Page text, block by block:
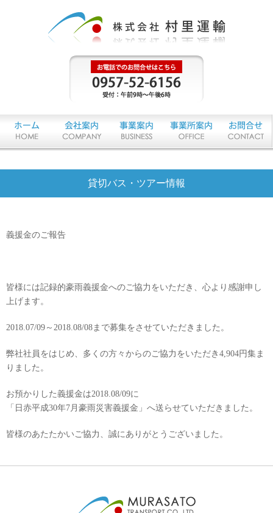
物流サービス
お客様のビジネスチャンスを広げる、梱包・配送・在庫管理・販売等、総合物
流サービス
廃棄食用油をバイオディーゼル燃料に精製し車両の燃料として再利用するプロ
少数のグループから団体様まで、社内旅行、研修旅行などもお問合せください
ハトのマークでおなじみ親切・丁寧・安心で奉仕する「ひっこし専門」大村・
諫早センター
トランクルーム
コーヒーメーカ、カラオケ、ビデオ、テレビ完備ニーズに合わせた4タイプ
貸切バス・ツアー情報
義援金のご報告
皆様には記録的豪雨義援金へのご協力をいただき、心より感謝申し
上げます。
2018.07/09～2018.08/08まで募集をさせていただきました。
弊社社員をはじめ、多くの方々からのご協力をいただき4,904円集ま
りました。
お預かりした義援金は2018.08/09に
「日赤平成30年7月豪雨災害義援金」へ送らせていただきました。
皆様のあたたかいご協力、誠にありがとうございました。